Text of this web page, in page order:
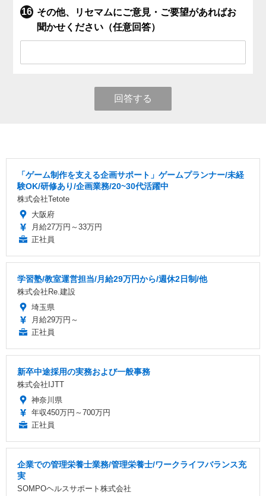
その他、リセマムにご意見・ご要望があればお
聞かせください（任意回答）
回答する
「ゲーム制作を支える企画サポート」ゲームプランナー/未経
験OK/研修あり/企画業務/20~30代活躍中
株式会社Tetote
大阪府
月給27万円～33万円
正社員
学習塾/教室運営担当/月給29万円から/週休2日制/他
株式会社Re.建設
埼玉県
月給29万円～
正社員
新卒中途採用の実務および一般事務
株式会社IJTT
神奈川県
年収450万円～700万円
正社員
企業での管理栄養士業務/管理栄養士/ワークライフバランス充
実
SOMPOヘルスサポート株式会社